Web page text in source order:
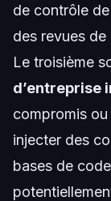
de contrôle
des revues
Le troisième
d’entreprise
compromis
injecter des
bases de